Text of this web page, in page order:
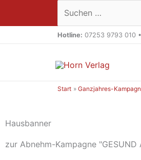
Suchen …
Hotline: 07253 9793 010 •
Start Ganzjahres-
Hausbanner
zur Abnehm-Kampagne "GESUND